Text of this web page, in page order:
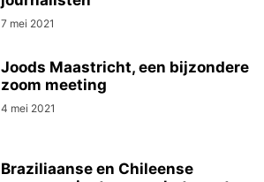
7 mei 2021
Joods Maastricht, een bijzondere
zoom meeting
4 mei 2021
Braziliaanse en Chileense